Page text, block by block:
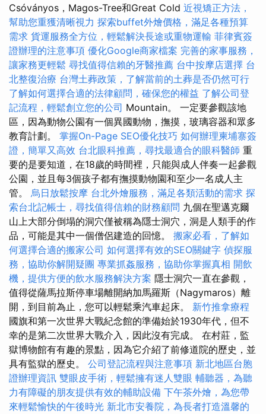
Csóványos，Magos-Tree和Great Cold 近視矯正方法，
幫助您重獲清晰視力 探索buffet外燴價格，滿足各種預算
需求 貨運服務全方位，輕鬆解決長途或重物運輸 菲律賓簽
證辦理的注意事項 優化Google商家檔案 完善的家事服務，
讓家務更輕鬆 尋找值得信賴的牙醫推薦 台中按摩店選擇 台
北整復治療 台灣土葬政策，了解當前的土葬是否仍然可行
了解如何選擇合適的法律顧問，確保您的權益 了解公司登
記流程，輕鬆創立您的公司 Mountain。 一定要參觀該地
區，因為動物公園有一個異國動物，撫摸，玻璃容器和眾多
教育計劃。 掌握On-Page SEO優化技巧 如何辦理柬埔寨簽
證，簡單又高效 台北眼科推薦，尋找最適合的眼科醫師 重
要的是要知道，在18歲的時間裡，只能與成人伴奏一起參觀
公園，並且每3個孩子都有撫摸動物園和至少一名成人主
管。 烏日放鬆按摩 台北外燴服務，滿足各類活動的需求 探
索台北記帳士，尋找值得信賴的財務顧問 九個在聖邁克爾
山上大部分倒塌的洞穴僅被稱為隱士洞穴，洞是人類手的作
品，可能是其中一個僧侶建造的回憶。 搬家必看，了解如
何選擇合適的搬家公司 如何選擇有效的SEO關鍵字 偵探服
務，協助你解開疑團 專業抓姦服務，協助你掌握真相 開飲
機，提供方便的飲水服務解決方案 隱士洞穴一直在參觀，
值得從薩馬拉斯停車場離開納加馬羅斯（Nagymaros）離
開，到目前為止，您可以輕鬆乘汽車起床。 新竹推拿療程
國旗和第一次世界大戰紀念館的準備始於1930年代，但不
幸的是第二次世界大戰介入，因此沒有完成。 在村莊，監
獄博物館有有趣的景點，因為它介紹了前修道院的歷史，並
具有監獄的歷史。 公司登記流程與注意事項 新北地區台胞
證辦理資訊 雙眼皮手術，輕鬆擁有迷人雙眼 輔聽器，為聽
力有障礙的朋友提供有效的輔助設備 下午茶外燴，為您帶
來輕鬆愉快的午後時光 新北市安養院，為長者打造溫馨的